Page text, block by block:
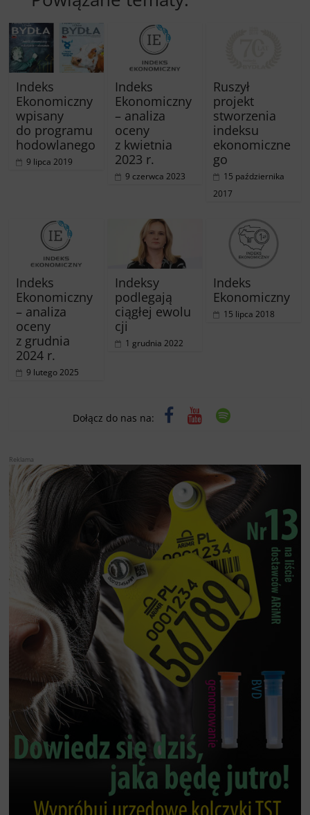
Indeks
Ekonomiczny
wpisany
do programu
hodowlanego
9 lipca 2019
Indeks
Ekonomiczny
– analiza
oceny
z kwietnia
2023 r.
9 czerwca 2023
Ruszył
projekt
stworzenia
indeksu
ekonomiczne
go
15 października
2017
Indeks
Ekonomiczny
– analiza
oceny
z grudnia
2024 r.
9 lutego 2025
Indeksy
podlegają
ciągłej ewolu
cji
1 grudnia 2022
Indeks
Ekonomiczny
15 lipca 2018
Dołącz do nas na:
Reklama